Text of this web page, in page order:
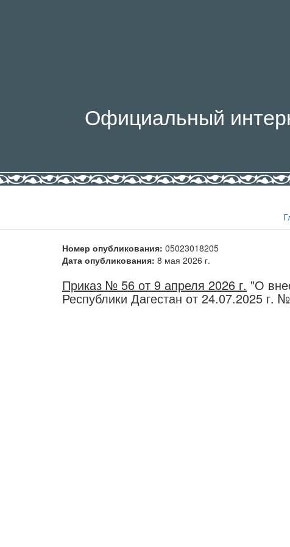
Официальный
Номер опубликования: 05023018205
Дата опубликования: 8 мая 2026 г.
Приказ № 56 от 9 апреля 2026 г. "О
Республики Дагестан от 24.07.2025 г.